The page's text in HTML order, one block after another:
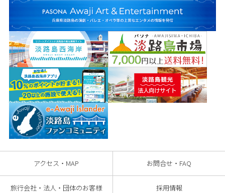
アクセス・MAP お問合せ・FAQ
旅行会社・法人・団体のお客様 採用情報